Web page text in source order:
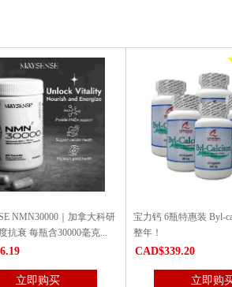
宝力钙 6瓶特惠装 Byl-calcium 补钙一
整年！
CAD$339.20
立即购买
抗 癌最佳组
CAD$530.68